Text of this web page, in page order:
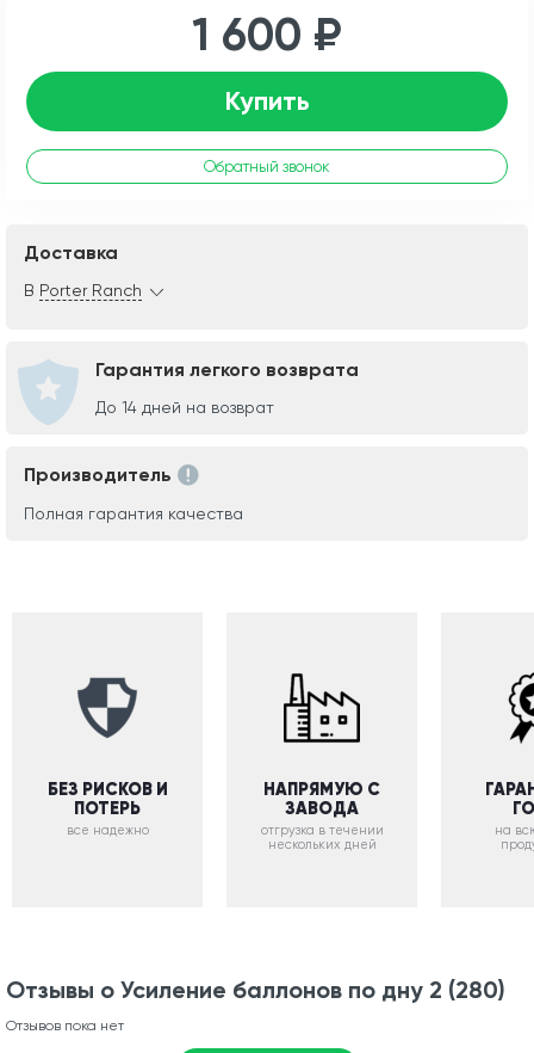
1 600 ₽
Купить
Обратный звонок
Доставка
В Porter Ranch
Гарантия легкого возврата
До 14 дней на возврат
Производитель
Полная гарантия качества
БЕЗ РИСКОВ И
ПОТЕРЬ
все надежно
НАПРЯМУЮ С
ЗАВОДА
отгрузка в течении
нескольких дней
на
Отзывы о Усиление баллонов по дну 2 (280)
Отзывов пока нет